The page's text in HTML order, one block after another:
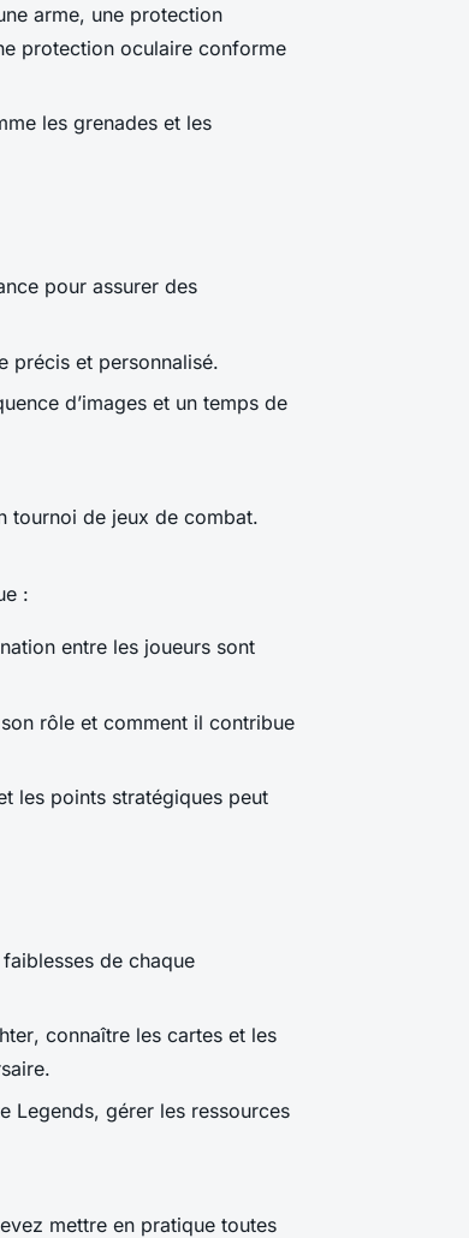
arme, une protection
protection oculaire conforme
les grenades et les
pour assurer des
précis et personnalisé.
d’images et un temps de
tournoi de jeux de combat.
:
entre les joueurs sont
rôle et comment il contribue
les points stratégiques peut
de chaque
, connaître les cartes et les
Legends, gérer les ressources
mettre en pratique toutes